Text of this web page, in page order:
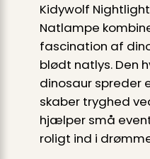
Kidywolf
Natlampe
fascination af
blødt natlys. Den
dinosaur spreder
skaber tryghed
hjælper små
roligt ind i